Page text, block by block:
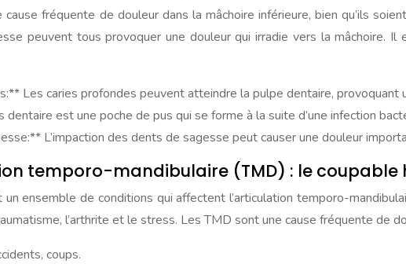
fréquente de douleur dans la mâchoire inférieure, bien qu’ils
peuvent tous provoquer une douleur qui irradie vers la mâchoire.
Les caries profondes peuvent atteindre la pulpe dentaire, provoquant
est une poche de pus qui se forme à la suite d’une infection
L’impaction des dents de sagesse peut causer une douleur
temporo-mandibulaire (TMD) : le coupable
ensemble de conditions qui affectent l’articulation temporo-
l’arthrite et le stress. Les TMD sont une cause fréquente de
coups.